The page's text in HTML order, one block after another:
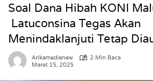
Soal Dana Hibah KONI
Latuconsina Tegas Akan
Menindaklanjuti Tetap
Arikamedianew
2 Min Baca
Maret 15, 2025